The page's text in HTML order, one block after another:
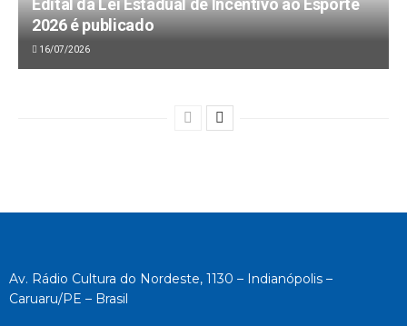
Edital da Lei Estadual de Incentivo ao Esporte
2026 é publicado
16/07/2026
Av. Rádio Cultura do Nordeste, 1130 – Indianópolis –
Caruaru/PE – Brasil